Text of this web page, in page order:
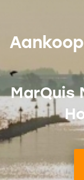
MarQuis